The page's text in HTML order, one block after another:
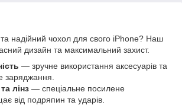
надійний чохол для свого iPhone? Наш
дизайн та максимальний захист.
— зручне використання аксесуарів та
заряджання.
лінз — спеціальне посилене
від подряпин та ударів.